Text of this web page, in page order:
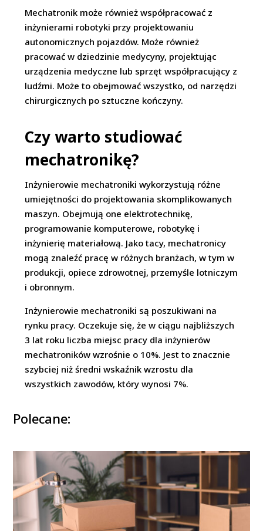
Mechatronik może również współpracować z
inżynierami robotyki przy projektowaniu
autonomicznych pojazdów. Może również
pracować w dziedzinie medycyny, projektując
urządzenia medyczne lub sprzęt współpracujący z
ludźmi. Może to obejmować wszystko, od narzędzi
chirurgicznych po sztuczne kończyny.
Czy warto studiować
mechatronikę?
Inżynierowie mechatroniki wykorzystują różne
umiejętności do projektowania skomplikowanych
maszyn. Obejmują one elektrotechnikę,
programowanie komputerowe, robotykę i
inżynierię materiałową. Jako tacy, mechatronicy
mogą znaleźć pracę w różnych branżach, w tym w
produkcji, opiece zdrowotnej, przemyśle lotniczym
i obronnym.
Inżynierowie mechatroniki są poszukiwani na
rynku pracy. Oczekuje się, że w ciągu najbliższych
3 lat roku liczba miejsc pracy dla inżynierów
mechatroników wzrośnie o 10%. Jest to znacznie
szybciej niż średni wskaźnik wzrostu dla
wszystkich zawodów, który wynosi 7%.
Polecane: